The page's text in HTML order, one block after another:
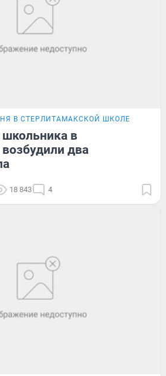
В СТЕРЛИТАМАКСКОЙ ШКОЛЕ
в
два
18 843 4